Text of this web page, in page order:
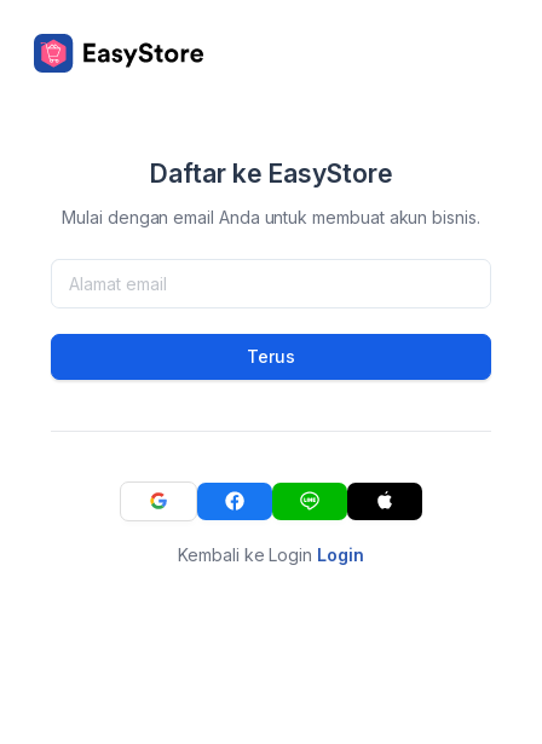
Daftar ke EasyStore
Mulai dengan email Anda untuk membuat akun bisnis.
Terus
Kembali ke Login Login